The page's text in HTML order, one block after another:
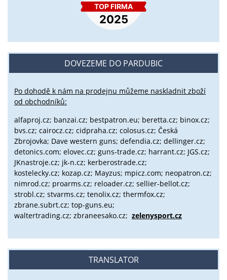
DOVEZEME DO PARDUBIC
Po dohodě k nám na prodejnu můžeme naskladnit zboží
od obchodníků:
alfaproj.cz; banzai.cz; bestpatron.eu; beretta.cz; binox.cz;
bvs.cz; cairocz.cz; cidpraha.cz; colosus.cz; Česká
Zbrojovka; Dave western guns; defendia.cz; dellinger.cz;
detonics.com; elovec.cz; guns-trade.cz; harrant.cz; JGS.cz;
JKnastroje.cz; jk-n.cz; kerberostrade.cz;
kostelecky.cz; kozap.cz; Mayzus; mpicz.com; neopatron.cz;
nimrod.cz; proarms.cz; reloader.cz; sellier-bellot.cz;
strobl.cz; stvarms.cz; tenolix.cz; thermfox.cz;
zbrane.subrt.cz; top-guns.eu;
waltertrading.cz; zbraneesako.cz; zelenysport.cz
TRANSLATOR